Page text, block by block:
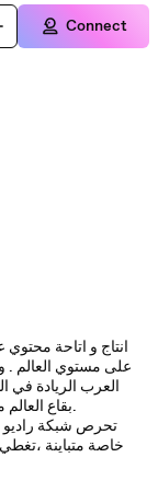
Connect
انتاج و اتاحة محتوي
على مستوي العالم .
العرب الريادة
بقاع العالم مثل الامريكتين ، اوروبا ، افريقيا و استراليا.
تحرص شبكة راديو
خاصة متباينة